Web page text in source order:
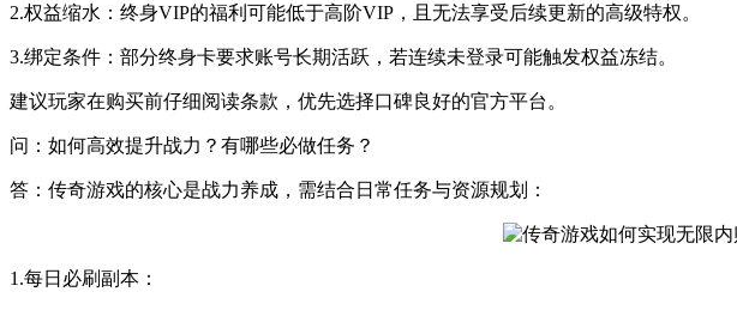
2.权益缩水：终身VIP的福利可能低于高阶VIP，且无法享受后续更新的高级特权。
3.绑定条件：部分终身卡要求账号长期活跃，若连续未登录可能触发权益冻结。
建议玩家在购买前仔细阅读条款，优先选择口碑良好的官方平台。
问：如何高效提升战力？有哪些必做任务？
答：传奇游戏的核心是战力养成，需结合日常任务与资源规划：
1.每日必刷副本：